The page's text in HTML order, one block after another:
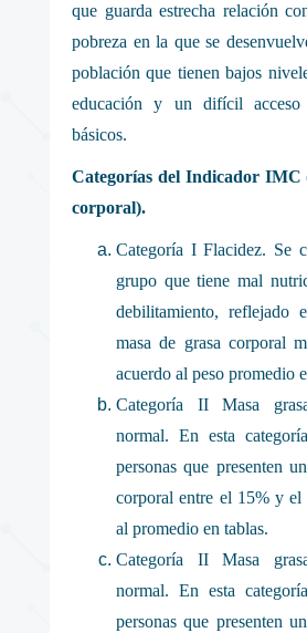
que guarda estrecha relación
pobreza en la que se
población que tienen bajos
educación y un difícil
básicos.
Categorías del Indicador IMC
corporal).
Categoría I Flacidez. Se
grupo que tiene mal
debilitamiento, reflejado
masa de grasa corporal
acuerdo al peso promedio
Categoría II Masa
normal. En esta
personas que presenten
corporal entre el 15% y el
al promedio en tablas.
Categoría II Masa
normal. En esta
personas que presenten